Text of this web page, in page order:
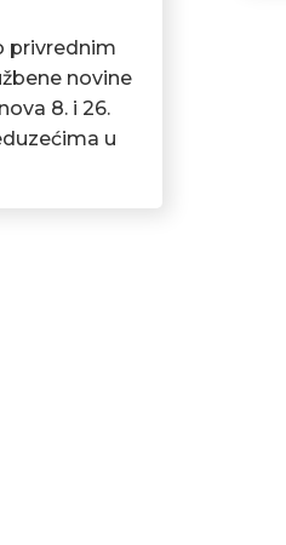
privrednim
novine
8. i 26.
u